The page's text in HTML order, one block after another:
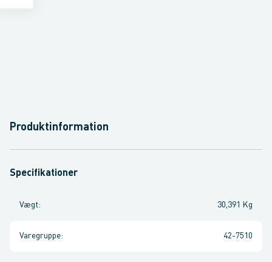
Produktinformation
Specifikationer
Vægt: 30,391 Kg
Varegruppe: 42-7510